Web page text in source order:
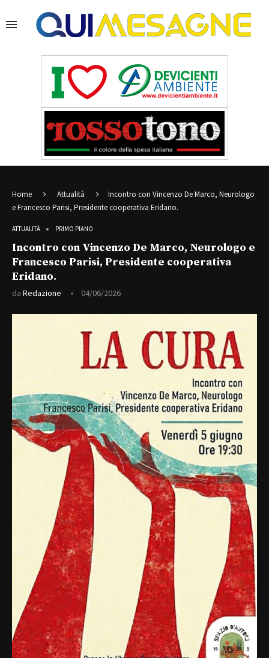
Home Attualità
Incontro con Vincenzo De Marco, Neurologo
e Francesco Parisi, Presidente cooperativa Eridano.
ATTUALITÀ PRIMO PIANO
Incontro con Vincenzo De Marco, Neurologo e
Francesco Parisi, Presidente cooperativa
Eridano.
da Redazione 04/06/2026